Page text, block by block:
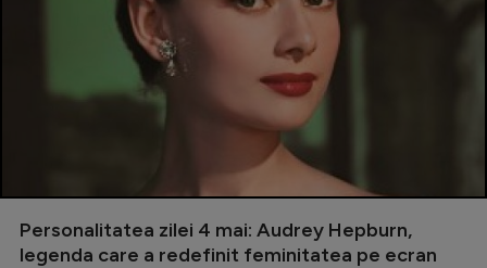
Personalitatea zilei 4 mai: Audrey Hepburn,
legenda care a redefinit feminitatea pe ecran